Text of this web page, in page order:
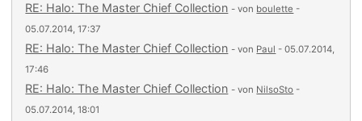
RE: Halo: The Master Chief Collection - von boulette -
05.07.2014, 17:37
RE: Halo: The Master Chief Collection - von Paul - 05.07.2014,
17:46
RE: Halo: The Master Chief Collection - von NilsoSto -
05.07.2014, 18:01